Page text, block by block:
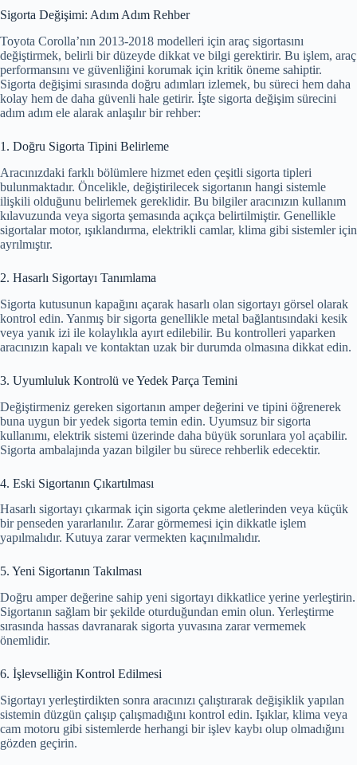
Sigorta Değişimi: Adım Adım Rehber
Toyota Corolla’nın 2013-2018 modelleri için araç sigortasını
değiştirmek, belirli bir düzeyde dikkat ve bilgi gerektirir. Bu işlem, araç
performansını ve güvenliğini korumak için kritik öneme sahiptir.
Sigorta değişimi sırasında doğru adımları izlemek, bu süreci hem daha
kolay hem de daha güvenli hale getirir. İşte sigorta değişim sürecini
adım adım ele alarak anlaşılır bir rehber:
1. Doğru Sigorta Tipini Belirleme
Aracınızdaki farklı bölümlere hizmet eden çeşitli sigorta tipleri
bulunmaktadır. Öncelikle, değiştirilecek sigortanın hangi sistemle
ilişkili olduğunu belirlemek gereklidir. Bu bilgiler aracınızın kullanım
kılavuzunda veya sigorta şemasında açıkça belirtilmiştir. Genellikle
sigortalar motor, ışıklandırma, elektrikli camlar, klima gibi sistemler için
ayrılmıştır.
2. Hasarlı Sigortayı Tanımlama
Sigorta kutusunun kapağını açarak hasarlı olan sigortayı görsel olarak
kontrol edin. Yanmış bir sigorta genellikle metal bağlantısındaki kesik
veya yanık izi ile kolaylıkla ayırt edilebilir. Bu kontrolleri yaparken
aracınızın kapalı ve kontaktan uzak bir durumda olmasına dikkat edin.
3. Uyumluluk Kontrolü ve Yedek Parça Temini
Değiştirmeniz gereken sigortanın amper değerini ve tipini öğrenerek
buna uygun bir yedek sigorta temin edin. Uyumsuz bir sigorta
kullanımı, elektrik sistemi üzerinde daha büyük sorunlara yol açabilir.
Sigorta ambalajında yazan bilgiler bu sürece rehberlik edecektir.
4. Eski Sigortanın Çıkartılması
Hasarlı sigortayı çıkarmak için sigorta çekme aletlerinden veya küçük
bir penseden yararlanılır. Zarar görmemesi için dikkatle işlem
yapılmalıdır. Kutuya zarar vermekten kaçınılmalıdır.
5. Yeni Sigortanın Takılması
Doğru amper değerine sahip yeni sigortayı dikkatlice yerine yerleştirin.
Sigortanın sağlam bir şekilde oturduğundan emin olun. Yerleştirme
sırasında hassas davranarak sigorta yuvasına zarar vermemek
önemlidir.
6. İşlevselliğin Kontrol Edilmesi
Sigortayı yerleştirdikten sonra aracınızı çalıştırarak değişiklik yapılan
sistemin düzgün çalışıp çalışmadığını kontrol edin. Işıklar, klima veya
cam motoru gibi sistemlerde herhangi bir işlev kaybı olup olmadığını
gözden geçirin.